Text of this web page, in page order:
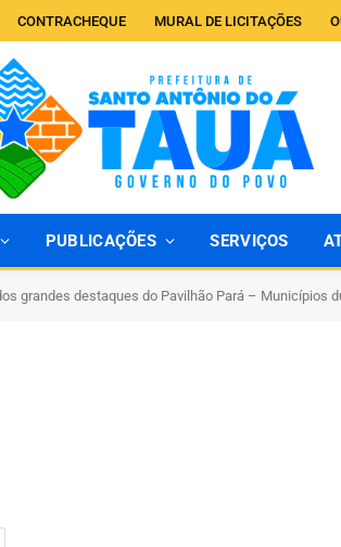
CONTRACHEQUE MURAL DE LICITAÇÕES
PUBLICAÇÕES SERVIÇOS
grandes destaques do Pavilhão Pará – Municípios